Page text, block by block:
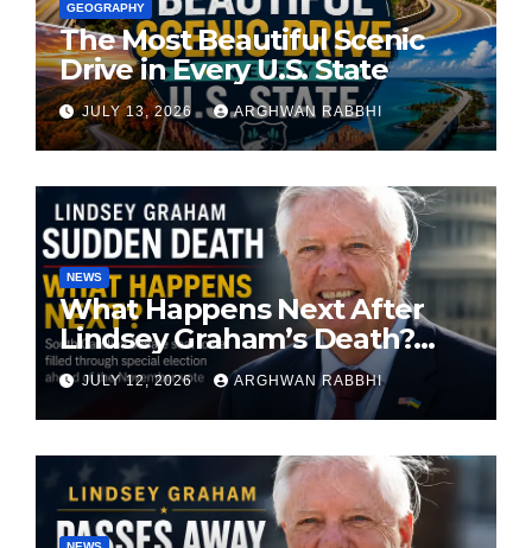
GEOGRAPHY
The Most Beautiful Scenic
Drive in Every U.S. State
JULY 13, 2026 ARGHWAN RABBHI
NEWS
What Happens Next After
Lindsey Graham’s Death?
South Carolina Senate Seat
Faces Special Election
JULY 12, 2026 ARGHWAN RABBHI